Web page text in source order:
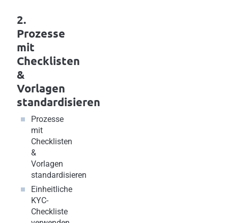
2.
Prozesse
mit
Checklisten
&
Vorlagen
standardisieren
Prozesse
mit
Checklisten
&
Vorlagen
standardisieren
Einheitliche
KYC-
Checkliste